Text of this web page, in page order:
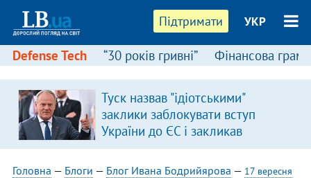
Підтримати УКР
Defense Tech “30 років гривні” Фінансова
Туск назвав "ідіотськими"
заклики заблокувати вступ
України до ЄС і закликав
припинити антиукраїнську
риторику
Головна — Блоги — Блог Ивана Бодрийярова — 17 вересня